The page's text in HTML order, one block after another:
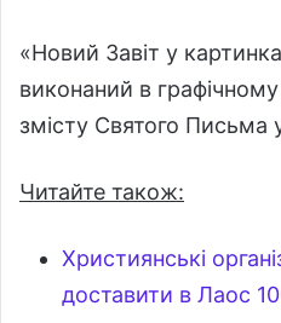
«Новий Завіт у
виконаний в
змісту Святого Письма
Читайте також:
Християнські
доставити в Лаос